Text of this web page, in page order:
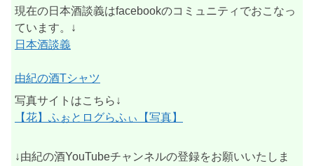
現在の日本酒談義はfacebookのコミュニティでおこなっ
ています。↓
日本酒談義
由紀の酒Tシャツ
写真サイトはこちら↓
【花】ふぉとログらふぃ【写真】
↓由紀の酒YouTubeチャンネルの登録をお願いいたしま